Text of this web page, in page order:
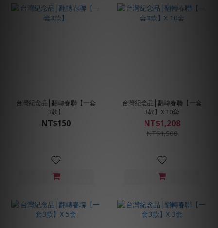
台灣紀念品│翻轉春聯【一套
3款】
NT$150
台灣紀念品│翻轉春聯【一套
3款】X 10套
NT$1,208
NT$1,500